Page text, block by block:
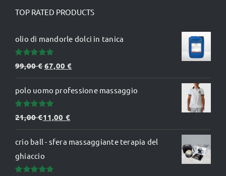
TOP RATED PRODUCTS
olio di mandorle dolci in tanica
Valutato
5.00su 5
99,00€Il
prezzo
originale
era:
99,00 €.
67,00€
prezzo
attuale
polo uomo professione massaggio
Valutato
5.00su 5
21,00€11,00 €
crio ball - sfera massaggiante terapia del
ghiaccio